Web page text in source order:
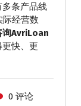
条产品线
经营数
询AvriLoan
更快、更
0 评论